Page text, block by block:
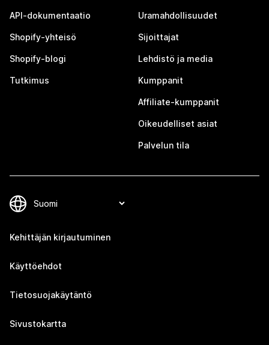
API-dokumentaatio
Shopify-yhteisö
Shopify-blogi
Tutkimus
Uramahdollisuudet
Sijoittajat
Lehdistö ja media
Kumppanit
Affiliate-kumppanit
Oikeudelliset asiat
Palvelun tila
Kehittäjän kirjautuminen
Käyttöehdot
Tietosuojakäytäntö
Sivustokartta